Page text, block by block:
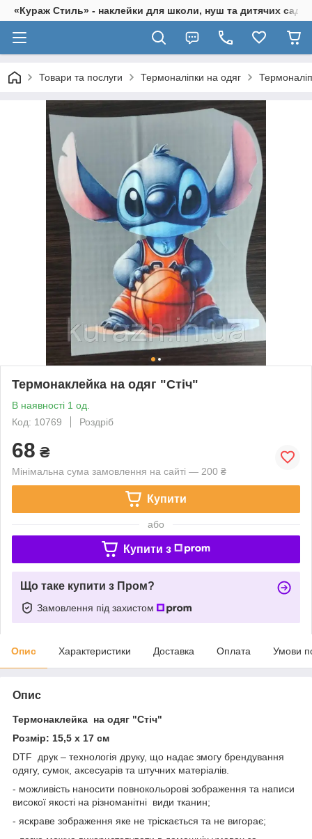
«Кураж Стиль» - наклейки для школи, нуш та дитячих
Товари та послуги Термоналіпки на одяг
Термонаклейка на одяг "Стіч"
В наявності 1 од.
Код: 10769
Роздріб
68 ₴
Мінімальна сума замовлення на сайті — 200 ₴
Купити
або
Купити з
Що таке купити з Пром?
Замовлення під захистом
Опис Характеристики Доставка Оплата Умови
Опис
Термонаклейка на одяг "Стіч"
Розмір: 15,5 х 17 см
DTF друк – технологія друку, що надає змогу брендування
одягу, сумок, аксесуарів та штучних матеріалів.
- можливість наносити повнокольорові зображення та написи
високої якості на різноманітні види тканин;
- яскраве зображення яке не тріскається та не вигорає;